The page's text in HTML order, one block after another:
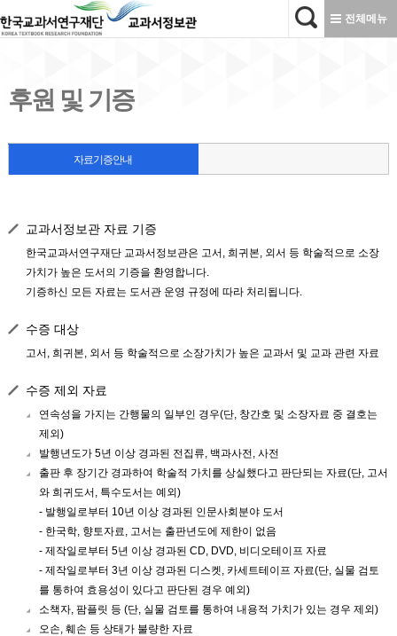
본문으로 바로가기
전체메뉴
후원 및 기증
자료기증안내
교과서정보관 자료 기증
한국교과서연구재단 교과서정보관은 고서, 희귀본, 외서 등 학술적으로 소장
가치가 높은 도서의 기증을 환영합니다.
기증하신 모든 자료는 도서관 운영 규정에 따라 처리됩니다.
수증 대상
고서, 희귀본, 외서 등 학술적으로 소장가치가 높은 교과서 및 교과 관련 자료
수증 제외 자료
연속성을 가지는 간행물의 일부인 경우(단, 창간호 및 소장자료 중 결호는
제외)
발행년도가 5년 이상 경과된 전집류, 백과사전, 사전
출판 후 장기간 경과하여 학술적 가치를 상실했다고 판단되는 자료(단, 고서
와 희귀도서, 특수도서는 예외)
- 발행일로부터 10년 이상 경과된 인문사회분야 도서
- 한국학, 향토자료, 고서는 출판년도에 제한이 없음
- 제작일로부터 5년 이상 경과된 CD, DVD, 비디오테이프 자료
- 제작일로부터 3년 이상 경과된 디스켓, 카세트테이프 자료(단, 실물 검토
를 통하여 효용성이 있다고 판단된 경우 예외)
소책자, 팜플릿 등 (단, 실물 검토를 통하여 내용적 가치가 있는 경우 제외)
오손, 훼손 등 상태가 불량한 자료